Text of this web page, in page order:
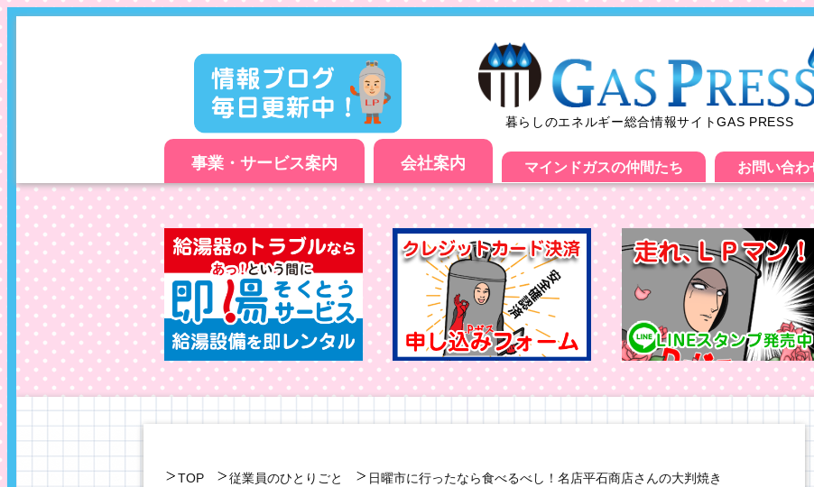
暮らしのエネルギー総合情報サイトGAS PRESS
事業・サービス案内 会社案内 マインドガスの仲間たち お問い合わ
TOP 従業員のひとりごと 日曜市に行ったなら食べるべし！名店平石商店さんの大判焼き